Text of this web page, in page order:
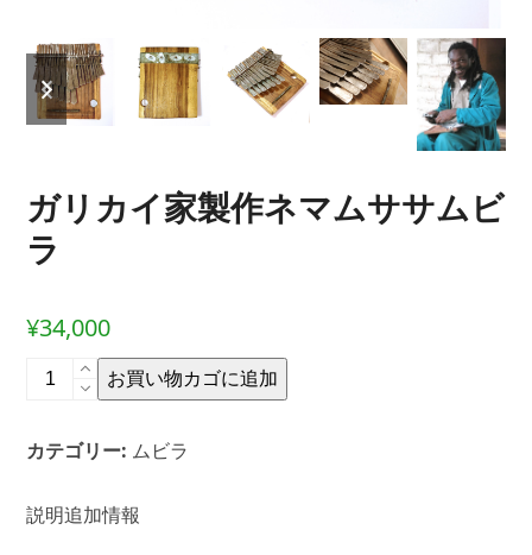
previous
slide
next
slide
ガリカイ家製作ネマムササムビ
ラ
¥34,000
イ
製
お買い物カゴに追加
カテゴリー: ムビラ
説明追加情報